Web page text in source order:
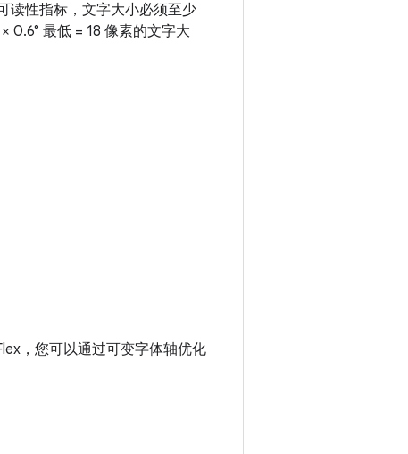
读性指标，文字大小必须至少
0.6° 最低 = 18 像素的文字大
，您可以通过可变字体轴优化